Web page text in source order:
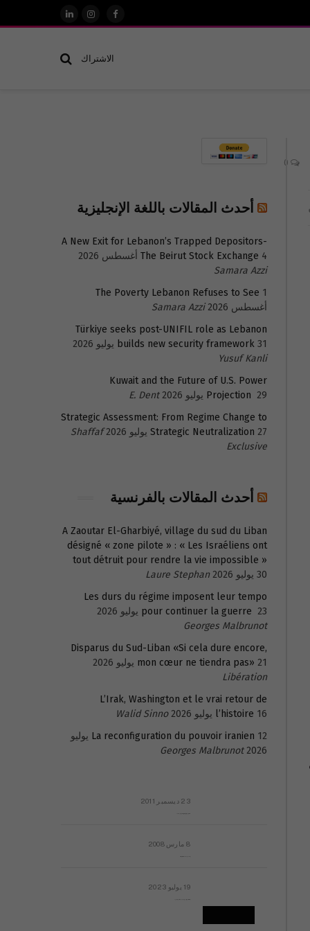
فيسبوكالانستغرام
لينكدإن
الاشتراك
أحدث المقالات باللغة الإنجليزية
A New Exit for Lebanon’s Trapped Depositors-
The Beirut Stock Exchange 4 أغسطس 2026
Samara Azzi
The Poverty Lebanon Refuses to See 1
أغسطس 2026
Samara Azzi
Türkiye seeks post-UNIFIL role as Lebanon
builds new security framework 31 يوليو 2026
Yusuf Kanli
Kuwait and the Future of U.S. Power
Projection 29 يوليو 2026
E. Dent
Strategic Assessment: From Regime Change to
Strategic Neutralization 27 يوليو 2026
Shaffaf
Exclusive
أحدث المقالات بالفرنسية
A Zaoutar El-Gharbiyé, village du sud du Liban
désigné « zone pilote » : « Les Israéliens ont
tout détruit pour rendre la vie impossible »
30 يوليو 2026
Laure Stephan
Les durs du régime imposent leur tempo
pour continuer la guerre 23 يوليو 2026
Georges Malbrunot
Disparus du Sud-Liban «Si cela dure encore,
mon cœur ne tiendra pas» 21 يوليو 2026
Libération
L’Irak, Washington et le vrai retour de
l’histoire 16 يوليو 2026
Walid Sinno
La reconfiguration du pouvoir iranien 12 يوليو
2026
Georges Malbrunot
23 ديسمبر 2011
8 مارس 2008
19 يوليو 2023